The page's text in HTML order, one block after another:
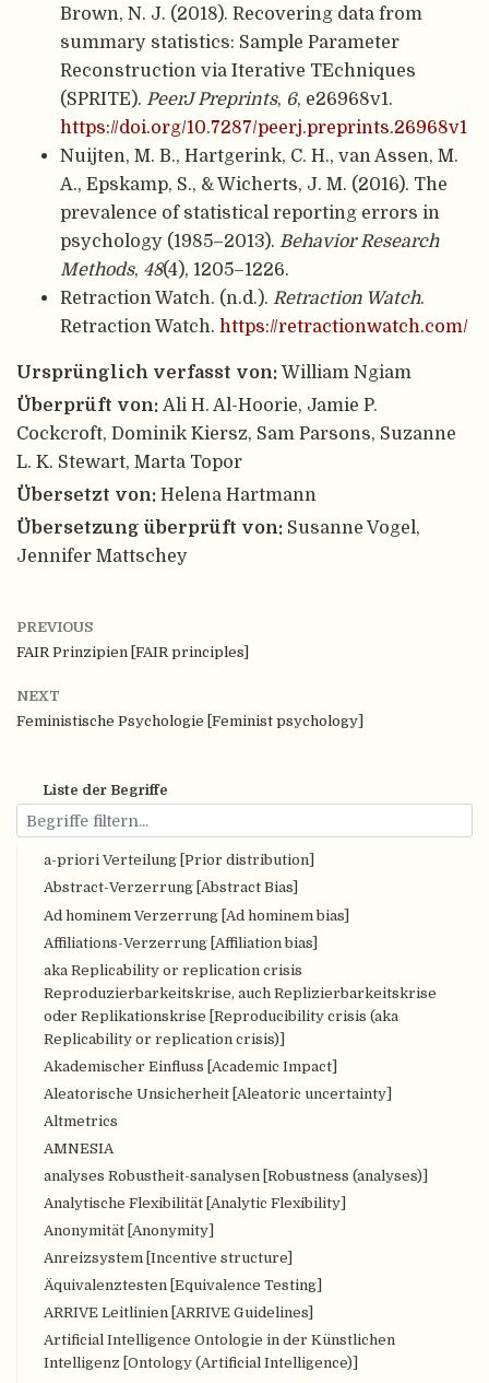
Liste der Begriffe
a-priori Verteilung [Prior distribution]
Abstract-Verzerrung [Abstract Bias]
Ad hominem Verzerrung [Ad hominem bias]
Affiliations-Verzerrung [Affiliation bias]
aka Replicability or replication crisis
Reproduzierbarkeitskrise, auch Replizierbarkeitskrise
oder Replikationskrise [Reproducibility crisis (aka
Replicability or replication crisis)]
Akademischer Einfluss [Academic Impact]
Aleatorische Unsicherheit [Aleatoric uncertainty]
Altmetrics
AMNESIA
analyses Robustheit-sanalysen [Robustness (analyses)]
Analytische Flexibilität [Analytic Flexibility]
Anonymität [Anonymity]
Anreizsystem [Incentive structure]
Äquivalenztesten [Equivalence Testing]
ARRIVE Leitlinien [ARRIVE Guidelines]
Artificial Intelligence Ontologie in der Künstlichen
Intelligenz [Ontology (Artificial Intelligence)]
Brown, N. J. (2018). Recovering data from
summary statistics: Sample Parameter
Reconstruction via Iterative TEchniques
(SPRITE). PeerJ Preprints, 6, e26968v1.
https://doi.org/10.7287/peerj.preprints.26968v1
Nuijten, M. B., Hartgerink, C. H., van Assen, M.
A., Epskamp, S., & Wicherts, J. M. (2016). The
prevalence of statistical reporting errors in
psychology (1985–2013). Behavior Research
Methods, 48(4), 1205–1226.
Retraction Watch. (n.d.). Retraction Watch.
Retraction Watch. https://retractionwatch.com/
Ursprünglich verfasst von: William Ngiam
Überprüft von: Ali H. Al-Hoorie, Jamie P.
Cockcroft, Dominik Kiersz, Sam Parsons, Suzanne
L. K. Stewart, Marta Topor
Übersetzt von: Helena Hartmann
Übersetzung überprüft von: Susanne Vogel,
Jennifer Mattschey
PREVIOUS
FAIR Prinzipien [FAIR principles]
NEXT
Feministische Psychologie [Feminist psychology]